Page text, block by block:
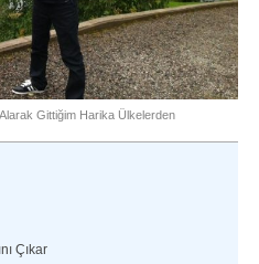
Gittiğim Harika Ülkelerden
Çıkar